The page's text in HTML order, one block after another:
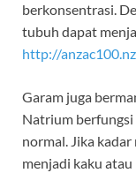
berkonsentrasi.
tubuh dapat
http://
Garam juga
Natrium
normal. Jika
menjadi kaku